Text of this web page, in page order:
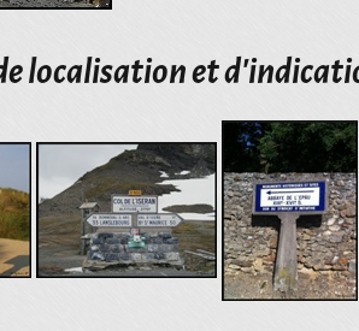
localisation et